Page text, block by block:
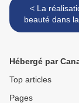
< La réalisation de la
beauté dans la
selon le
Hébergé par
Top articles
Pages